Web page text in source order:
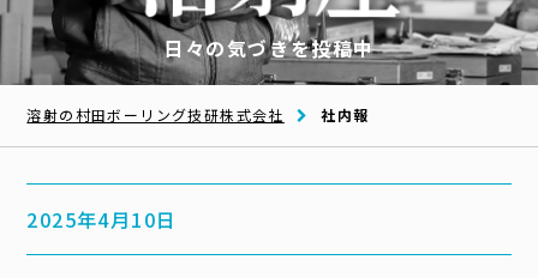
日々の気づきを投稿中
溶射の村田ボーリング技研株式会社 社内報
2025年4月10日